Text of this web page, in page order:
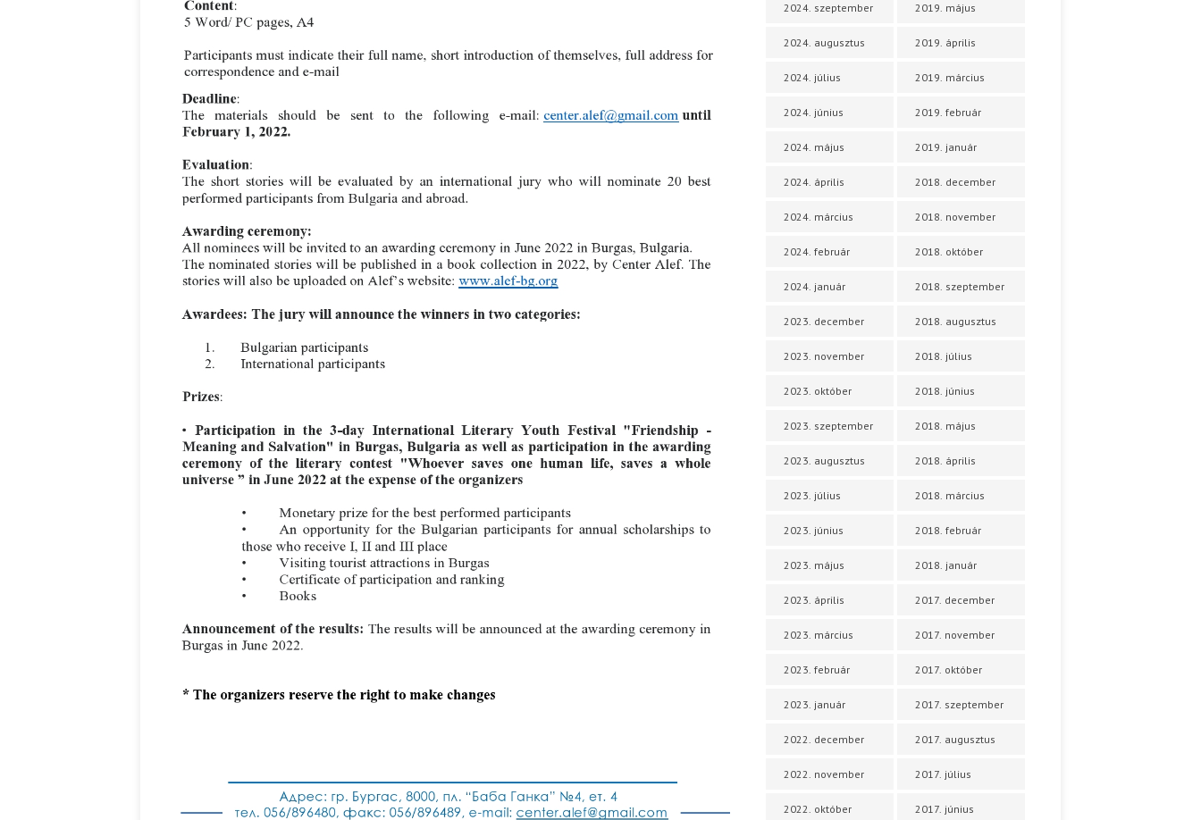
2024. szeptember
2024. augusztus
2024. július
2024. június
2024. május
2024. április
2024. március
2024. február
2024. január
2023. december
2023. november
2023. október
2023. szeptember
2023. augusztus
2023. július
2023. június
2023. május
2023. április
2023. március
2023. február
2023. január
2022. december
2022. november
2022. október
2019. május
2019. április
2019. március
2019. február
2019. január
2018. december
2018. november
2018. október
2018. szeptember
2018. augusztus
2018. július
2018. június
2018. május
2018. április
2018. március
2018. február
2018. január
2017. december
2017. november
2017. október
2017. szeptember
2017. augusztus
2017. július
2017. június